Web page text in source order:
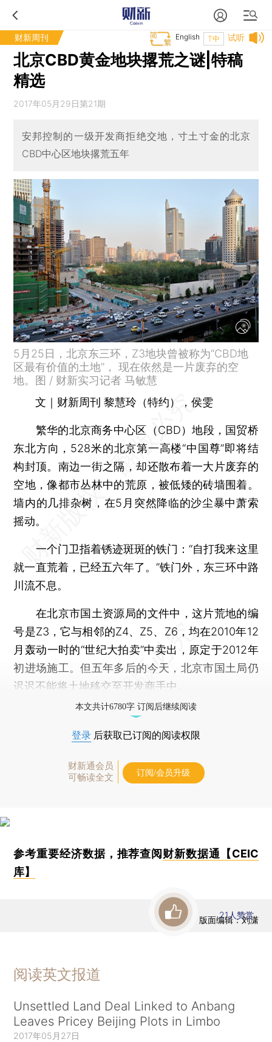
财新周刊 试听
T中
English
北京CBD黄金地块撂荒之谜|特稿
精选
2017年05月29日第21期
安邦控制的一级开发商拒绝交地，寸土寸金的北京
CBD中心区地块撂荒五年
5月25日，北京东三环，Z3地块曾被称为“CBD地
区最有价值的土地”， 现在依然是一片废弃的空
地。图 / 财新实习记者 马敏慧
文｜财新周刊 黎慧玲（特约），侯雯
繁华的北京商务中心区（CBD）地段，国贸桥
东北方向，528米的北京第一高楼“中国尊”即将结
构封顶。南边一街之隔，却还散布着一大片废弃的
空地，像都市丛林中的荒原，被低矮的砖墙围着。
墙内的几排杂树，在5月突然降临的沙尘暴中萧索
摇动。
一个门卫指着锈迹斑斑的铁门：“自打我来这里
就一直荒着，已经五六年了。”铁门外，东三环中路
川流不息。
在北京市国土资源局的文件中，这片荒地的编
号是Z3，它与相邻的Z4、Z5、Z6，均在2010年12
月轰动一时的“世纪大拍卖”中卖出，原定于2012年
初进场施工。但五年多后的今天，北京市国土局仍
迟迟不能将土地移交至开发商手中。
本文共计6780字 订阅后继续阅读
登录 后获取已订阅的阅读权限
财新通会员
可畅读全文
订阅/会员升级
参考重要经济数据，推荐查阅财新数据通【CEIC
库】
版面编辑：刘潇
21人赞赏
阅读英文报道
Unsettled Land Deal Linked to Anbang
Leaves Pricey Beijing Plots in Limbo
2017年05月27日